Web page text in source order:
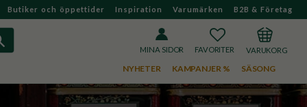
Butiker och öppettider Inspiration Varumärken B2B & Företag
MINA SIDOR
FAVORITERKUNDVAGN
NYHETER KAMPANJER % SÄSONG